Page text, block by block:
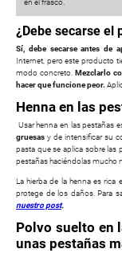
en el frasco.
¿Debe secarse el
Sí, debe secarse antes de
Internet, pero este producto
modo concreto. Mezclarlo
hacer que funcione peor.
Henna en las
Usar henna en las pestañas
gruesas y de intensificar su
pasta que se aplica sobre las
pestañas haciéndolas mucho
La hierba de la henna es
protege de los daños. Para
nuestro post.
Polvo suelto en
unas pestañas